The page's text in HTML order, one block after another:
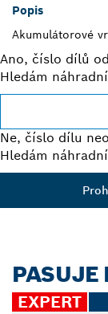
Popis
Akumulátorové
Ano, číslo dílů
Hledám
Ne, číslo dílu
Hledám
PASUJE
EXPERT